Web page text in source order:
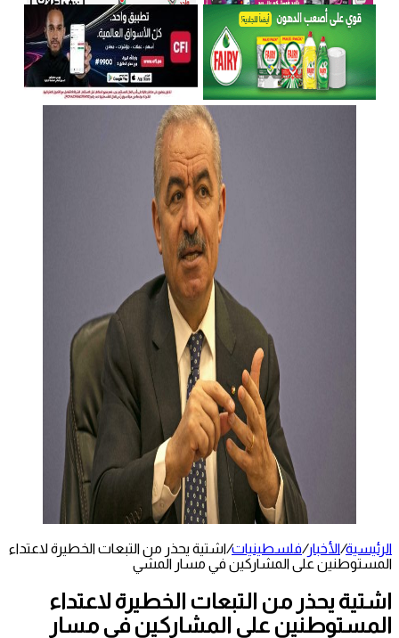
الرئيسية/الأخبار/فلسطينيات/اشتية يحذر من التبعات الخطيرة لاعتداء
المستوطنين على المشاركين في مسار المشي
اشتية يحذر من التبعات الخطيرة لاعتداء
المستوطنين على المشاركين في مسار